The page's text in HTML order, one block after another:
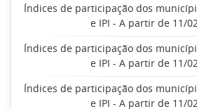
Índices de participação dos
e IPI - A partir de 11/
Índices de participação dos
e IPI - A partir de 11/
Índices de participação dos
e IPI - A partir de 11/